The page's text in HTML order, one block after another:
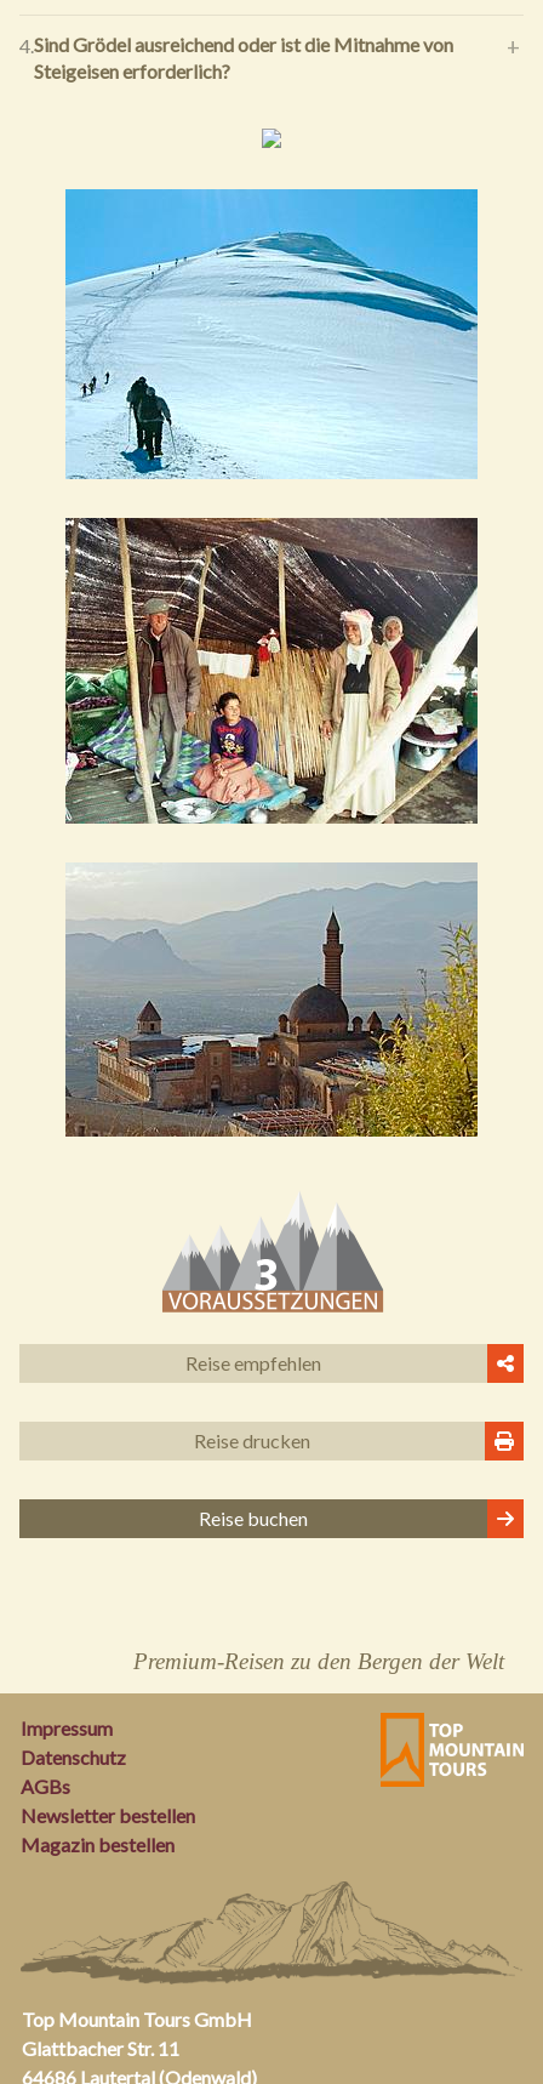
4.Sind Grödel ausreichend oder ist die Mitnahme von
Steigeisen erforderlich?
Reise empfehlen
Reise drucken
Reise buchen
Premium-Reisen zu den Bergen der Welt
Impressum
Datenschutz
AGBs
Newsletter bestellen
Magazin bestellen
Top Mountain Tours GmbH
Glattbacher Str. 11
64686 Lautertal (Odenwald)